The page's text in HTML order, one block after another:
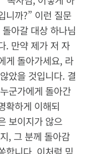
니까?” 이런 질문
아갈 대상 하나님
. 만약 제가 저 자
게 돌아가세요, 라
았을 것입니다. 결
군가에게 돌아간
확하게 이해되
보이지가 않으
, 그 분께 돌아감
합니다. 이처럼 믿